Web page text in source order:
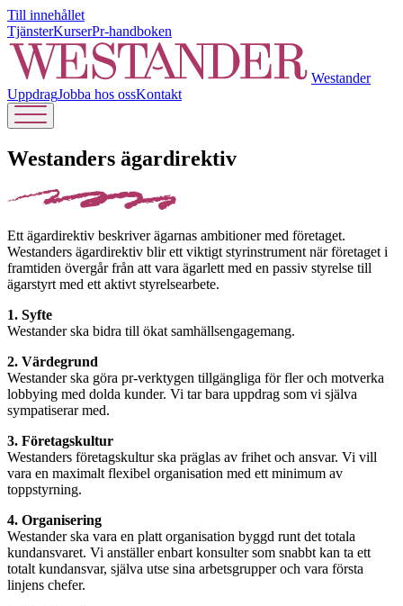
Till innehållet
TjänsterKurserPr-handboken
Westander
UppdragJobba hos ossKontakt
Westanders ägardirektiv
Ett ägardirektiv beskriver ägarnas ambitioner med företaget.
Westanders ägardirektiv blir ett viktigt styrinstrument när företaget i
framtiden övergår från att vara ägarlett med en passiv styrelse till
ägarstyrt med ett aktivt styrelsearbete.
1. Syfte
Westander ska bidra till ökat samhällsengagemang.
2. Värdegrund
Westander ska göra pr-verktygen tillgängliga för fler och motverka
lobbying med dolda kunder. Vi tar bara uppdrag som vi själva
sympatiserar med.
3. Företagskultur
Westanders företagskultur ska präglas av frihet och ansvar. Vi vill
vara en maximalt flexibel organisation med ett minimum av
toppstyrning.
4. Organisering
Westander ska vara en platt organisation byggd runt det totala
kundansvaret. Vi anställer enbart konsulter som snabbt kan ta ett
totalt kundansvar, själva utse sina arbetsgrupper och vara första
linjens chefer.